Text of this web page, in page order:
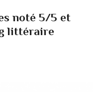
noté 5/5 et
littéraire